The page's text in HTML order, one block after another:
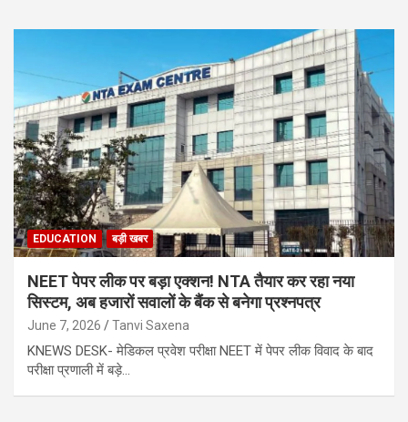
EDUCATION बड़ी खबर
NEET पेपर लीक पर बड़ा एक्शन! NTA तैयार कर रहा नया
सिस्टम, अब हजारों सवालों के बैंक से बनेगा प्रश्नपत्र
June 7, 2026 Tanvi Saxena
KNEWS DESK- मेडिकल प्रवेश परीक्षा NEET में पेपर लीक विवाद के बाद
परीक्षा प्रणाली में बड़े…